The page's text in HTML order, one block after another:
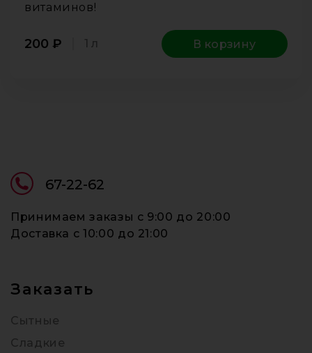
витаминов!
200 ₽ 1 л В корзину
67-22-62
Принимаем заказы c 9:00 до 20:00
Доставка c 10:00 до 21:00
Заказать
Сытные
Сладкие